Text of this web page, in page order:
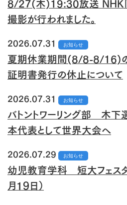
8/27(木)19:30放送 NHK「
撮影が行われました。
2026.07.31 お知らせ
夏期休業期間(8/8-8/16)
証明書発行の休止について
2026.07.31 お知らせ
バトントワーリング部 木下
本代表として世界大会へ
2026.07.29 お知らせ
幼児教育学科 短大フェスタ
月１９日）